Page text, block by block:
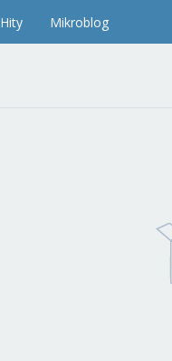
Hity Mikroblog